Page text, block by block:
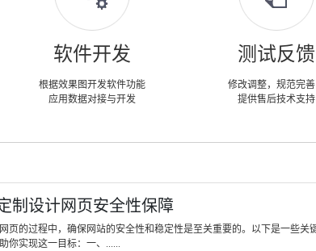
软件开发
根据效果图开发软件功能
应用数据对接与开发
测试反馈
修改调整，规范完善
提供售后技术支持
制设计网页安全性保障
页的过程中，确保网站的安全性和稳定性是至关重要的。以下是一些关
你实现这一目标：一、......